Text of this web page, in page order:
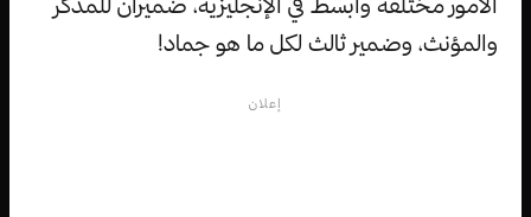
والمؤنث، وضمير ثالث لكل ما هو جماد!
إعلان